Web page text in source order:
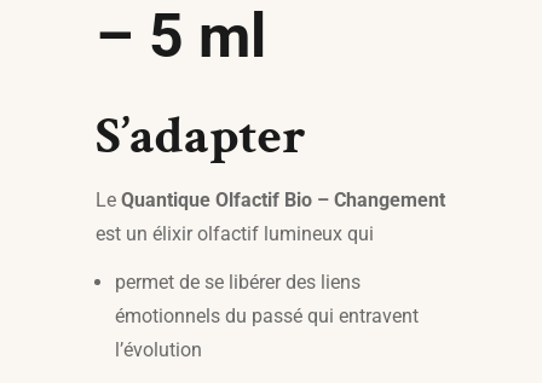
– 5 ml
S’adapter
Le Quantique Olfactif Bio – Changement
est un élixir olfactif lumineux qui
permet de se libérer des liens
émotionnels du passé qui entravent
l’évolution